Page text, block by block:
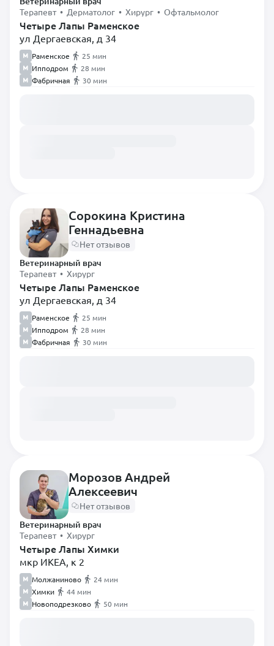
Терапевт • Дерматолог • Хирург • Офтальмолог
Четыре Лапы Раменское
ул Дергаевская, д 34
Раменское
25 мин
Ипподром
28 мин
Фабричная
30 мин
Сорокина Кристина
Геннадьевна
Нет отзывов
Ветеринарный врач
Терапевт • Хирург
Четыре Лапы Раменское
ул Дергаевская, д 34
Раменское
25 мин
Ипподром
28 мин
Фабричная
30 мин
Морозов Андрей
Алексеевич
Нет отзывов
Ветеринарный врач
Терапевт • Хирург
Четыре Лапы Химки
мкр ИКЕА, к 2
Молжаниново
24 мин
Химки
44 мин
Новоподрезково
50 мин